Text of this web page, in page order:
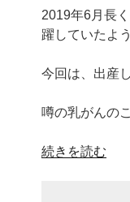
2019年6月長
躍していたよ
今回は、出産
噂の乳がんの
“山
続きを読む